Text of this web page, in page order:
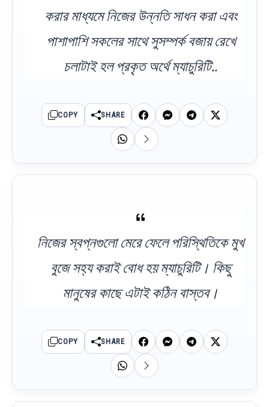
করার মাধ্যমে নিজের উন্নতি সাধন করা এবং
পাশাপাশি সকলের সাথে সুসম্পর্ক বজায় রেখে
চলাটাই হল প্রকৃত অর্থে ম্যাচুরিটি..
COPY SHARE
নিজের স্বপ্নগুলো মেরে ফেলে পরিস্থিতিকে মুখ
বুজে সহ্য করাই বোধ হয় ম্যাচুরিটি। কিছু
মানুষের কাছে এটাই কঠিন বাস্তব।
COPY SHARE